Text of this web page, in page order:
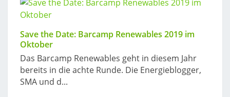
Save the Date: Barcamp Renewables 2019 im
Oktober
Das Barcamp Renewables geht in diesem Jahr
bereits in die achte Runde. Die Energieblogger,
SMA und d...